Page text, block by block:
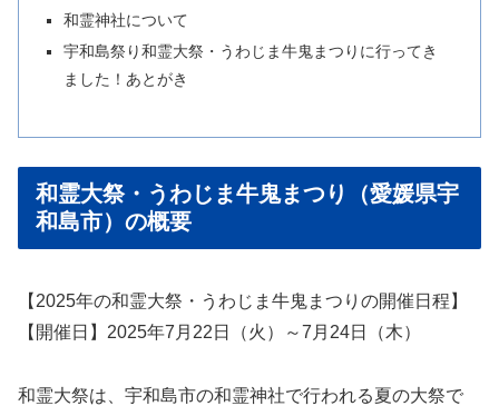
和霊神社について
宇和島祭り和霊大祭・うわじま牛鬼まつりに行ってき
ました！あとがき
和霊大祭・うわじま牛鬼まつり（愛媛県宇
和島市）の概要
【2025年の和霊大祭・うわじま牛鬼まつりの開催日程】
【開催日】2025年7月22日（火）～7月24日（木）
和霊大祭は、宇和島市の和霊神社で行われる夏の大祭で